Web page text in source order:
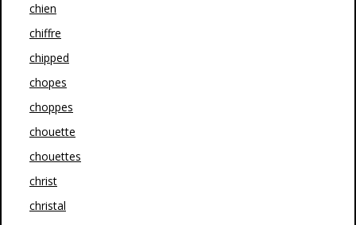
chien
chiffre
chipped
chopes
choppes
chouette
chouettes
christ
christal